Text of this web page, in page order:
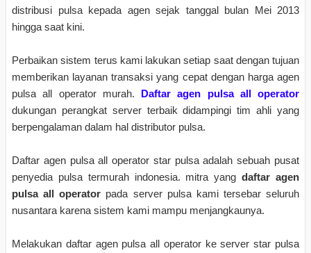
distribusi pulsa kepada agen sejak tanggal bulan Mei 2013
hingga saat kini.
Perbaikan sistem terus kami lakukan setiap saat dengan tujuan
memberikan layanan transaksi yang cepat dengan harga agen
pulsa all operator murah. Daftar agen pulsa all operator
dukungan perangkat server terbaik didampingi tim ahli yang
berpengalaman dalam hal distributor pulsa.
Daftar agen pulsa all operator star pulsa adalah sebuah pusat
penyedia pulsa termurah indonesia. mitra yangdaftar agen
pulsa all operator pada server pulsa kami tersebar seluruh
nusantara karena sistem kami mampu menjangkaunya.
Melakukan daftar agen pulsa all operator ke server star pulsa